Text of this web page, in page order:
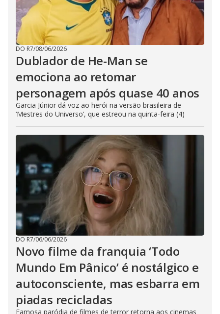
DO R7/08/06/2026
Dublador de He-Man se
emociona ao retomar
personagem após quase 40 anos
Garcia Júnior dá voz ao herói na versão brasileira de
‘Mestres do Universo’, que estreou na quinta-feira (4)
DO R7/06/06/2026
Novo filme da franquia ‘Todo
Mundo Em Pânico’ é nostálgico e
autoconsciente, mas esbarra em
piadas recicladas
Famosa paródia de filmes de terror retorna aos cinemas